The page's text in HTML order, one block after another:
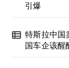
引爆
特斯拉中
国车企该醒